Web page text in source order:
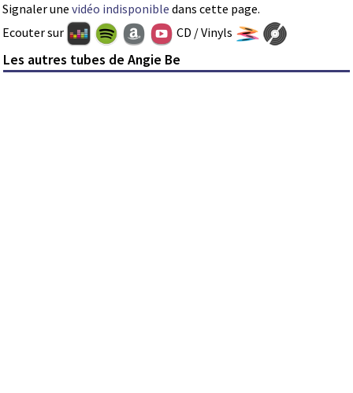
Signaler une vidéo indisponible dans cette page.
Ecouter sur
CD / Vinyls
Les autres tubes de Angie Be